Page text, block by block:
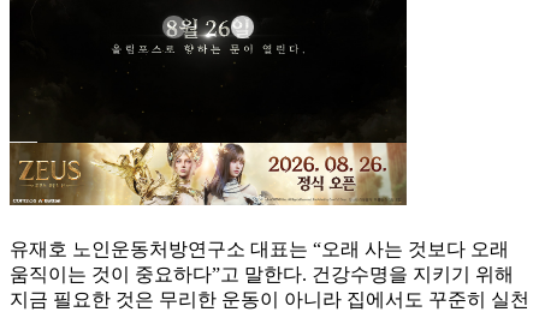
유재호 노인운동처방연구소 대표는 “오래 사는 것보다 오래
움직이는 것이 중요하다”고 말한다. 건강수명을 지키기 위해
지금 필요한 것은 무리한 운동이 아니라 집에서도 꾸준히 실천